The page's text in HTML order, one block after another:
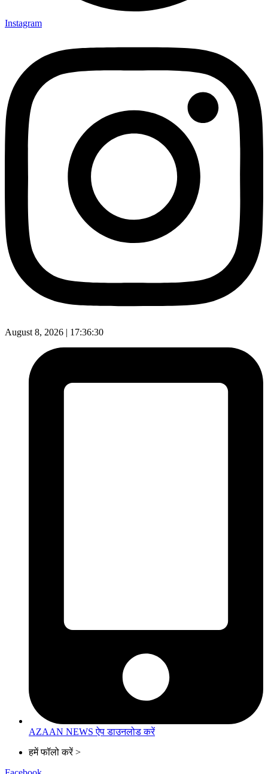
Instagram
August 8, 2026 | 17:36:31
AZAAN NEWS ऐप डाउनलोड करें
हमें फॉलो करें >